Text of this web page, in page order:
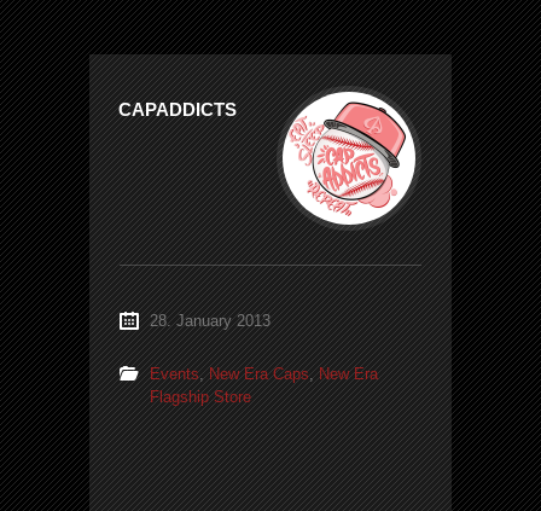
CAPADDICTS
28. January 2013
Events,New Era Caps,New Era
Flagship Store